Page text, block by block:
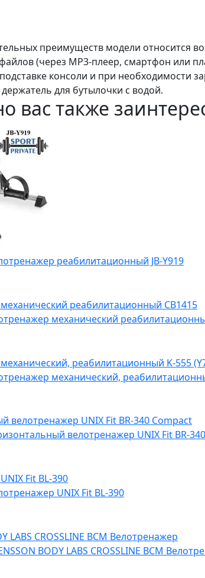
преимуществ модели относится
(через MP3-плеер, смартфон или
консоли и при необходимости
для бутылочки с водой.
вас также
реабилитационный JB-Y919
механический
механический,
велотренажер UNIX Fit BR-
UNIX Fit BL-390
BODY LABS CROSSLINE BCM